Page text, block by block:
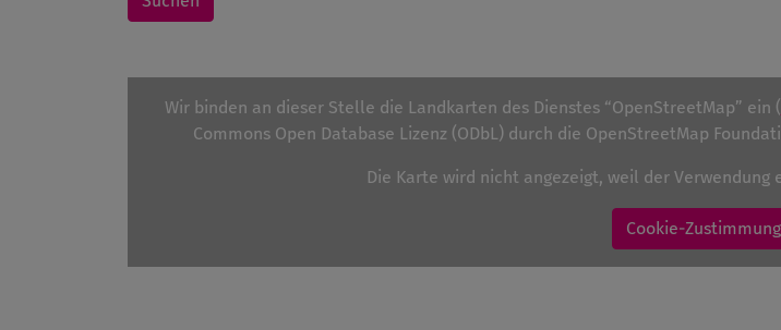
Wir binden an dieser Stelle die Landkarten des Dienstes “OpenStreetMap” ein (
Commons Open Database Lizenz (ODbL) durch die OpenStreetMap
Die Karte wird nicht angezeigt, weil der
Cookie-